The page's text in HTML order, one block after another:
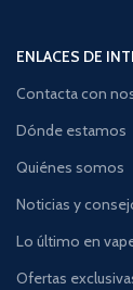
ENLACES DE
Contacta con
Dónde estamos
Quiénes somos
Noticias y
Lo último en
Ofertas